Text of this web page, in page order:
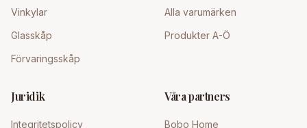
Vinkylar
Glasskåp
Förvaringsskåp
Alla varumärken
Produkter A-Ö
Juridik
Integritetspolicy
Våra partners
Bobo Home